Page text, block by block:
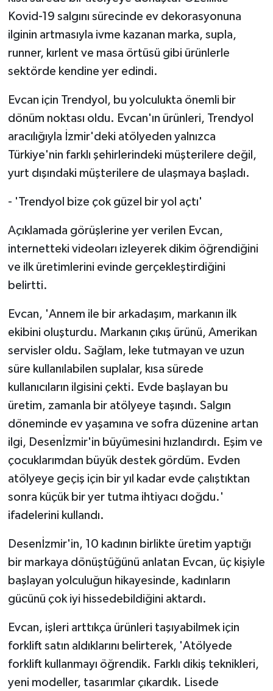
Kovid-19 salgını sürecinde ev dekorasyonuna
ilginin artmasıyla ivme kazanan marka, supla,
runner, kırlent ve masa örtüsü gibi ürünlerle
sektörde kendine yer edindi.
Evcan için Trendyol, bu yolculukta önemli bir
dönüm noktası oldu. Evcan'ın ürünleri, Trendyol
aracılığıyla İzmir'deki atölyeden yalnızca
Türkiye'nin farklı şehirlerindeki müşterilere değil,
yurt dışındaki müşterilere de ulaşmaya başladı.
- 'Trendyol bize çok güzel bir yol açtı'
Açıklamada görüşlerine yer verilen Evcan,
internetteki videoları izleyerek dikim öğrendiğini
ve ilk üretimlerini evinde gerçekleştirdiğini
belirtti.
Evcan, 'Annem ile bir arkadaşım, markanın ilk
ekibini oluşturdu. Markanın çıkış ürünü, Amerikan
servisler oldu. Sağlam, leke tutmayan ve uzun
süre kullanılabilen suplalar, kısa sürede
kullanıcıların ilgisini çekti. Evde başlayan bu
üretim, zamanla bir atölyeye taşındı. Salgın
döneminde ev yaşamına ve sofra düzenine artan
ilgi, Desenİzmir'in büyümesini hızlandırdı. Eşim ve
çocuklarımdan büyük destek gördüm. Evden
atölyeye geçiş için bir yıl kadar evde çalıştıktan
sonra küçük bir yer tutma ihtiyacı doğdu.'
ifadelerini kullandı.
Desenİzmir'in, 10 kadının birlikte üretim yaptığı
bir markaya dönüştüğünü anlatan Evcan, üç kişiyle
başlayan yolculuğun hikayesinde, kadınların
gücünü çok iyi hissedebildiğini aktardı.
Evcan, işleri arttıkça ürünleri taşıyabilmek için
forklift satın aldıklarını belirterek, 'Atölyede
forklift kullanmayı öğrendik. Farklı dikiş teknikleri,
yeni modeller, tasarımlar çıkardık. Lisede